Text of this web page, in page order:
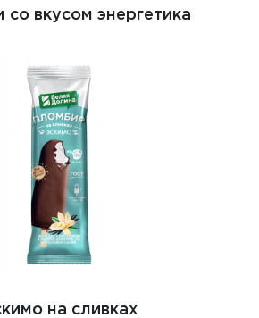
со вкусом энергетика
на сливках